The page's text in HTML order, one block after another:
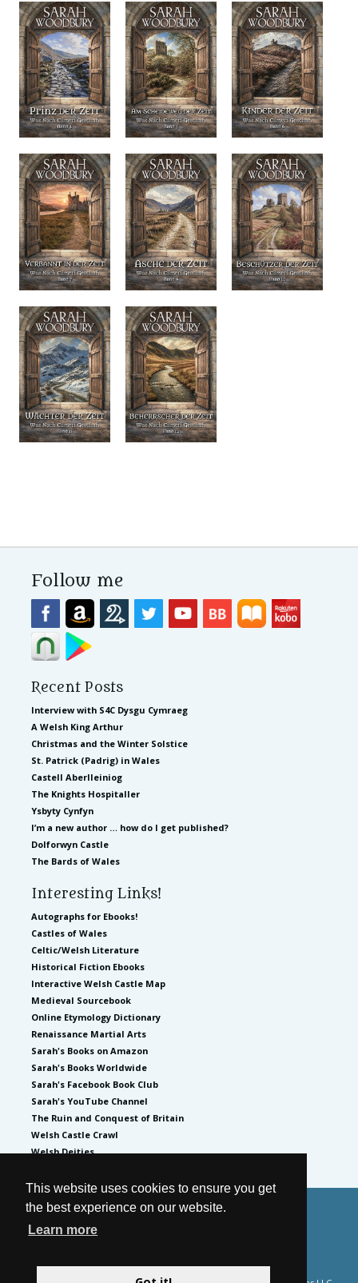
This website uses cookies to ensure you get
the best experience on our website.
Learn more
Follow me
Recent Posts
Interview with S4C Dysgu Cymraeg
A Welsh King Arthur
Christmas and the Winter Solstice
St. Patrick (Padrig) in Wales
Castell Aberlleiniog
The Knights Hospitaller
Ysbyty Cynfyn
I’m a new author … how do I get published?
Dolforwyn Castle
The Bards of Wales
Interesting Links!
Autographs for Ebooks!
Castles of Wales
Celtic/Welsh Literature
Historical Fiction Ebooks
Interactive Welsh Castle Map
Medieval Sourcebook
Online Etymology Dictionary
Renaissance Martial Arts
Sarah's Books on Amazon
Sarah's Books Worldwide
Sarah's Facebook Book Club
Sarah's YouTube Channel
The Ruin and Conquest of Britain
Welsh Castle Crawl
Welsh Deities
by Sarah Woodbury
Privacy Policy